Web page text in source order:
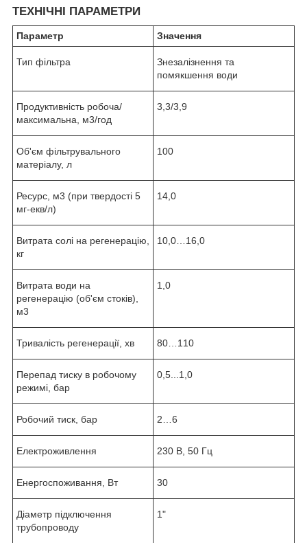
ТЕХНІЧНІ ПАРАМЕТРИ
Параметр Значення
Тип фільтра
Знезалізнення та
помякшення води
Продуктивність робоча/
максимальна, м3/год
3,3/3,9
Об'єм фільтрувального
матеріалу, л
100
Ресурс, м3 (при твердості 5
мг-екв/л)
14,0
Витрата солі на регенерацію,
кг
10,0…16,0
Витрата води на
регенерацію (об'єм стоків),
м3
1,0
Тривалість регенерації, хв 80…110
Перепад тиску в робочому
режимі, бар
0,5...1,0
Робочий тиск, бар 2…6
Електроживлення 230 В, 50 Гц
Енергоспоживання, Вт 30
Діаметр підключення
трубопроводу
1"